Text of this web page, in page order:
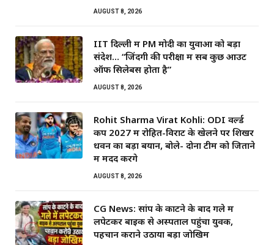
AUGUST 8, 2026
IIT दिल्ली में PM मोदी का युवाओं को बड़ा
संदेश… “जिंदगी की परीक्षा में सब कुछ आउट
ऑफ सिलेबस होता है”
AUGUST 8, 2026
Rohit Sharma Virat Kohli: ODI वर्ल्ड
कप 2027 में रोहित-विराट के खेलने पर शिखर
धवन का बड़ा बयान, बोले- दोनों टीम को जिताने
में मदद करेंगे
AUGUST 8, 2026
CG News: सांप के काटने के बाद गले में
लपेटकर बाइक से अस्पताल पहुंचा युवक,
पहचान कराने उठाया बड़ा जोखिम